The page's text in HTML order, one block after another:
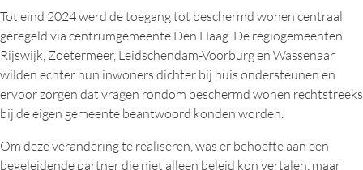
Tot eind 2024 werd de toegang tot beschermd wonen centraal
geregeld via centrumgemeente Den Haag. De regiogemeenten
Rijswijk, Zoetermeer, Leidschendam-Voorburg en Wassenaar
wilden echter hun inwoners dichter bij huis ondersteunen en
ervoor zorgen dat vragen rondom beschermd wonen rechtstreeks
bij de eigen gemeente beantwoord konden worden.
Om deze verandering te realiseren, was er behoefte aan een
begeleidende partner die niet alleen beleid kon vertalen, maar